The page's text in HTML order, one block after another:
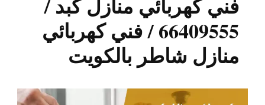
فني كهربائي منازل كبد /
66409555 / فني كهربائي
منازل شاطر بالكويت